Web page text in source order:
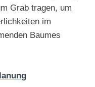
Grab tragen, um
im
Baumes